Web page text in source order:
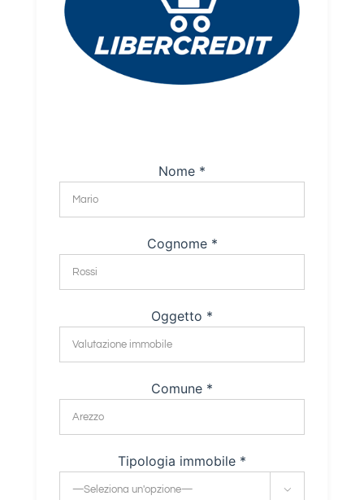
Nome *
Cognome *
Oggetto *
Comune *
Tipologia immobile *
